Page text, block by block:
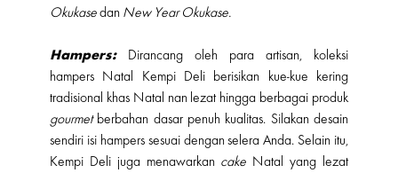
Okukasedan New Year Okukase.
Hampers:Dirancang oleh para artisan, koleksi
hampers Natal Kempi Deli berisikan kue-kue kering
tradisional khas Natal nan lezat hingga berbagai produk
gourmetberbahan dasar penuh kualitas. Silakan desain
sendiri isi hampers sesuai dengan selera Anda. Selain itu,
Kempi Deli juga menawarkan cake Natal yang lezat